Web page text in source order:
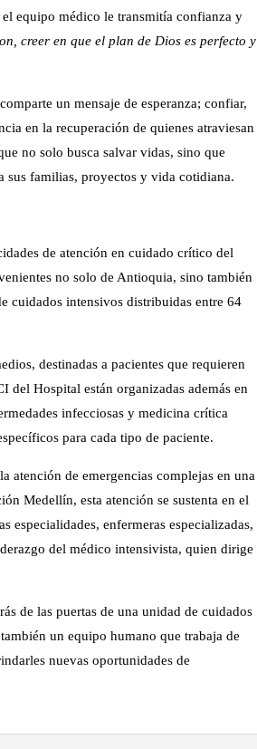
equipo médico le transmitía confianza y
creer en que el plan de Dios es perfecto y
un mensaje de esperanza; confiar,
en la recuperación de quienes atraviesan
no solo busca salvar vidas, sino que
sus familias, proyectos y vida cotidiana.
de atención en cuidado crítico del
no solo de Antioquia, sino también
cuidados intensivos distribuidas entre 64
destinadas a pacientes que requieren
del Hospital están organizadas además en
infecciosas y medicina crítica
para cada tipo de paciente.
atención de emergencias complejas en una
Medellín, esta atención se sustenta en el
enfermeras especializadas,
del médico intensivista, quien dirige
de las puertas de una unidad de cuidados
un equipo humano que trabaja de
nuevas oportunidades de